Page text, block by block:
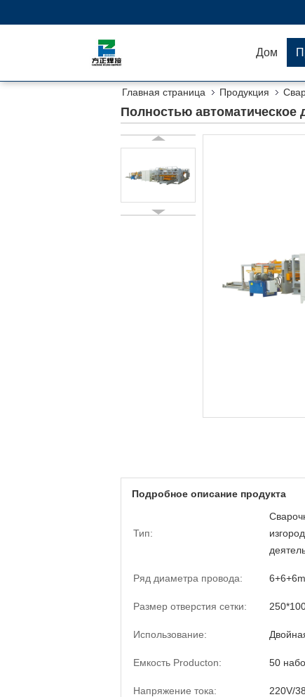
Дом
Главная страница Продукция
загородки провода 415v
Полностью автоматическое
Подробное описание продукта
Тип:
Ряд диаметра провода:
Размер отверстия сетки:
Использование:
Емкость Producton: 50
Напряжение тока: 220V/